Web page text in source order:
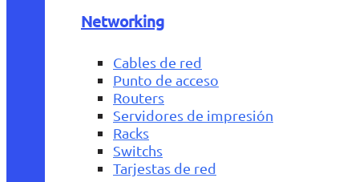
Networking
Cables de red
Punto de acceso
Routers
Servidores de impresión
Racks
Switchs
Tarjestas de red